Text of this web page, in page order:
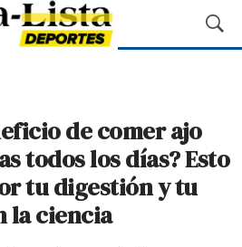
M
o
B
de comer ajo
todos los días? Esto
tu digestión y tu
la ciencia